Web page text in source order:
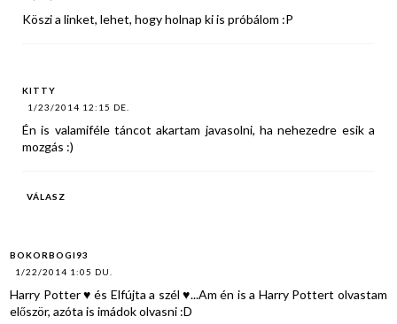
Köszi a linket, lehet, hogy holnap ki is próbálom :P
KITTY
1/23/2014 12:15 DE.
Én is valamiféle táncot akartam javasolni, ha nehezedre esik a
mozgás :)
VÁLASZ
BOKORBOGI93
1/22/2014 1:05 DU.
Harry Potter ♥ és Elfújta a szél ♥...Am én is a Harry Pottert olvastam
először, azóta is imádok olvasni :D